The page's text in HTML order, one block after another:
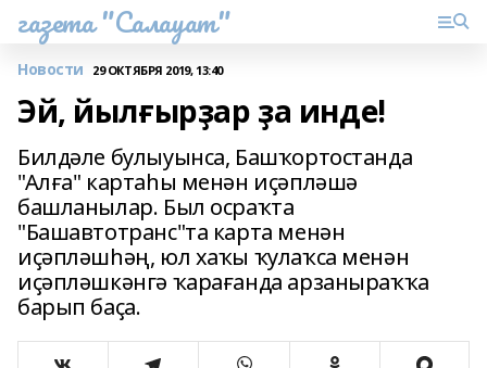
газета "Салауат"
Новости 29 ОКТЯБРЯ 2019, 13:40
Эй, йылғырҙар ҙа инде!
Билдәле булыуынса, Башҡортостанда
"Алға" картаһы менән иҫәпләшә
башланылар. Был осраҡта
"Башавтотранс"та карта менән
иҫәпләшһәң, юл хаҡы ҡулаҡса менән
иҫәпләшкәнгә ҡарағанда арзаныраҡҡа
барып баҫа.